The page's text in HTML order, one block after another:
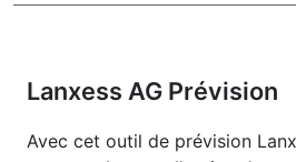
Lanxess AG Prévision
Avec cet outil de prévision